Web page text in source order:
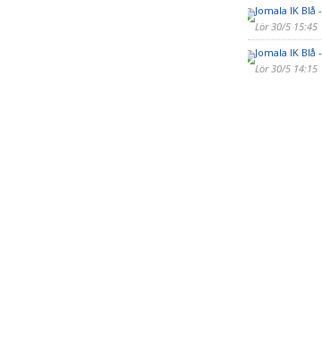
Jomala IK Blå -
Lör 30/5 15:45
Jomala IK Blå -
Lör 30/5 14:15